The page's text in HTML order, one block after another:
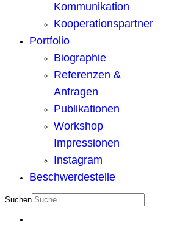
Kommunikation
Kooperationspartner
Portfolio
Biographie
Referenzen &
Anfragen
Publikationen
Workshop
Impressionen
Instagram
Beschwerdestelle
Suchen